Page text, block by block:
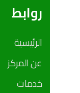
روابط
الرئيسية
عن المركز
خدمات